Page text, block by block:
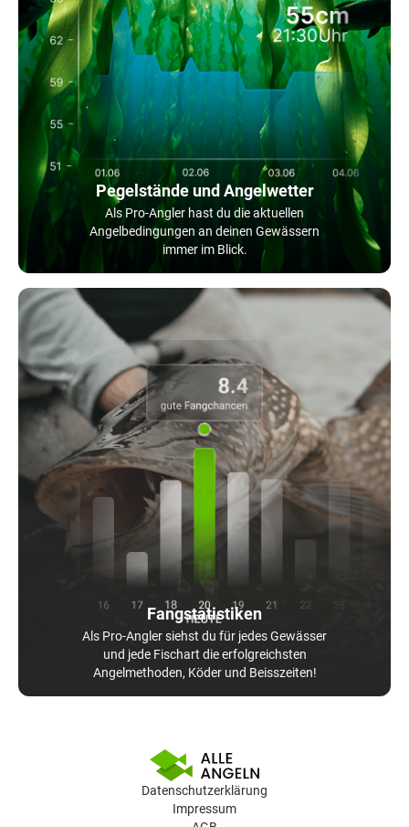
Pegelstände und Angelwetter
Als Pro-Angler hast du die aktuellen
Angelbedingungen an deinen Gewässern
immer im Blick.
Fangstatistiken
Als Pro-Angler siehst du für jedes Gewässer
und jede Fischart die erfolgreichsten
Angelmethoden, Köder und Beisszeiten!
Datenschutzerklärung
Impressum